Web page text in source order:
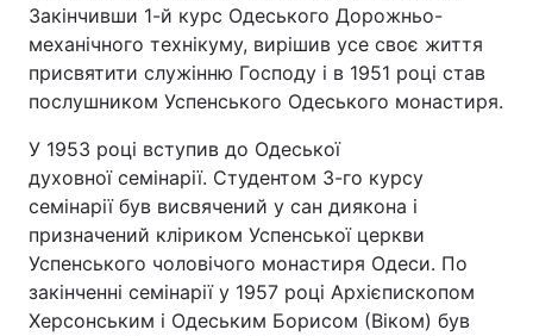
Закінчивши 1-й курс Одеського Дорожньо-
механічного технікуму, вирішив усе своє життя
присвятити служінню Господу і в 1951 році став
послушником Успенського Одеського монастиря.
У 1953 році вступив до Одеської
духовної семінарії. Студентом 3-го курсу
семінарії був висвячений у сан диякона і
призначений кліриком Успенської церкви
Успенського чоловічого монастиря Одеси. По
закінченні семінарії у 1957 році Архієпископом
Херсонським і Одеським Борисом (Віком) був